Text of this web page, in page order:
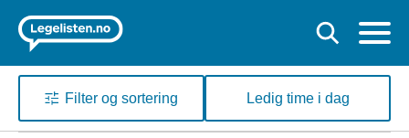
Filter og sortering Ledig time i dag